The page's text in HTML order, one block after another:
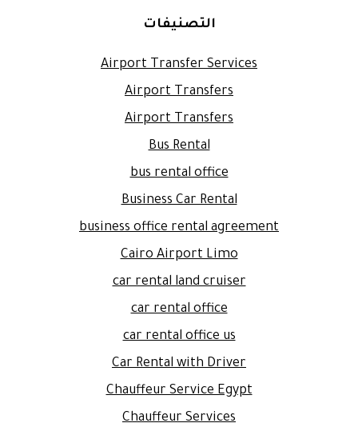
التصنيفات
Airport Transfer Services
Airport Transfers
Airport Transfers
Bus Rental
bus rental office
Business Car Rental
business office rental agreement
Cairo Airport Limo
car rental land cruiser
car rental office
car rental office us
Car Rental with Driver
Chauffeur Service Egypt
Chauffeur Services